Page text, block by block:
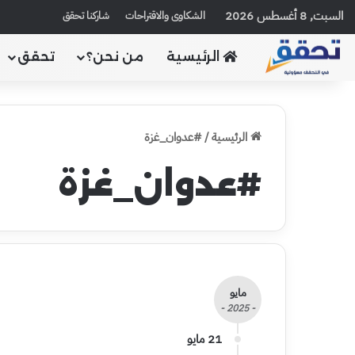
السبت, 8 أغسطس 2026 الشكاوى والاقتراحات شاركنا تحقق
الرئيسية من نحن؟ تحقق
الرئيسية/#عدوان_غزة
#عدوان_غزة
مايو
- 2025 -
21 مايو